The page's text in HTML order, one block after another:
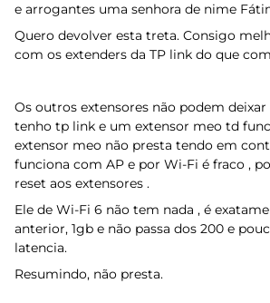
e arrogantes uma senhora de nime
Quero devolver esta treta. Consigo
com os extenders da TP link do que
Os outros extensores não podem
tenho tp link e um extensor meo td
extensor meo não presta tendo em
funciona com AP e por Wi-Fi é fraco ,
reset aos extensores .
Ele de Wi-Fi 6 não tem nada , é
anterior, 1gb e não passa dos 200 e
latencia.
Resumindo, não presta.